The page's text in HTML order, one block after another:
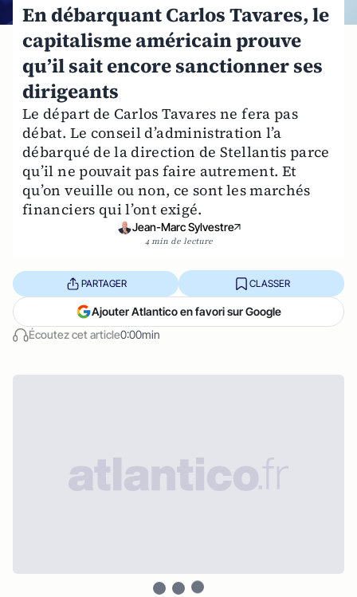
En débarquant Carlos Tavares, le
capitalisme américain prouve
qu’il sait encore sanctionner ses
dirigeants
Le départ de Carlos Tavares ne fera pas
débat. Le conseil d’administration l’a
débarqué de la direction de Stellantis parce
qu’il ne pouvait pas faire autrement. Et
qu’on veuille ou non, ce sont les marchés
financiers qui l’ont exigé.
Jean-Marc Sylvestre
4 min de lecture
Écoutez cet article0:00min
PARTAGER CLASSER
Ajouter Atlantico en favori sur Google